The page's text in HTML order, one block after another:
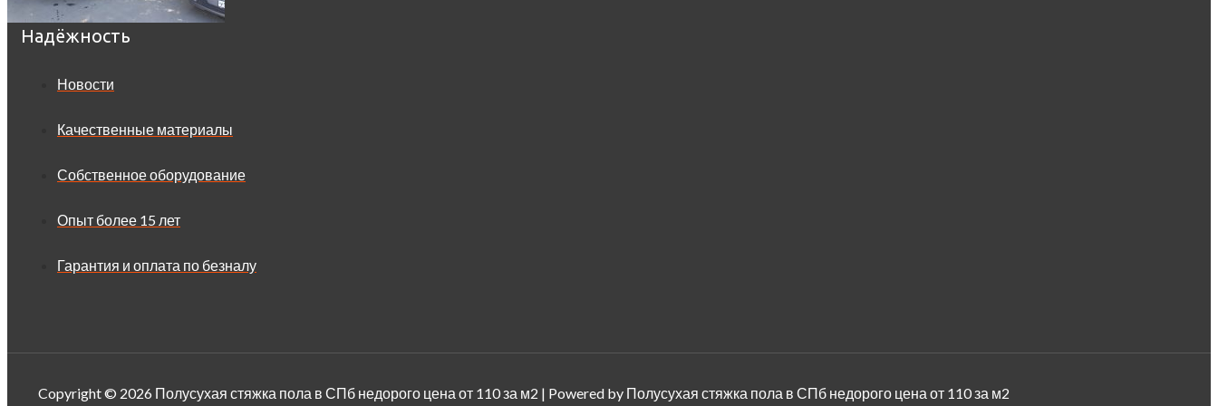
Надёжность
Новости
Качественные материалы
Собственное оборудование
Опыт более 15 лет
Гарантия и оплата по безналу
Copyright © 2026 Полусухая стяжка пола в СПб недорого цена от 110 за м2 | Powered by Полусухая стяжка пола в СПб недорого цена от 110 за м2